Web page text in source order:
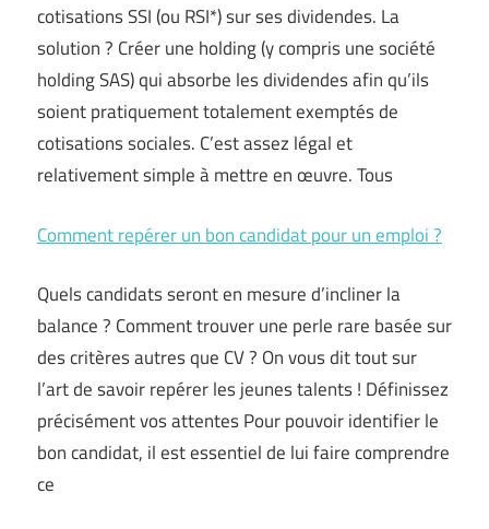
cotisations SSI (ou RSI*) sur ses dividendes. La
solution ? Créer une holding (y compris une société
holding SAS) qui absorbe les dividendes afin qu’ils
soient pratiquement totalement exemptés de
cotisations sociales. C’est assez légal et
relativement simple à mettre en œuvre. Tous
Comment repérer un bon candidat pour un emploi ?
Quels candidats seront en mesure d’incliner la
balance ? Comment trouver une perle rare basée sur
des critères autres que CV ? On vous dit tout sur
l’art de savoir repérer les jeunes talents ! Définissez
précisément vos attentes Pour pouvoir identifier le
bon candidat, il est essentiel de lui faire comprendre
ce